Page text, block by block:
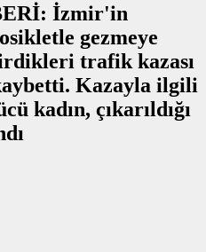
İzmir'in
gezmeye
trafik kazası
Kazayla ilgili
kadın, çıkarıldığı